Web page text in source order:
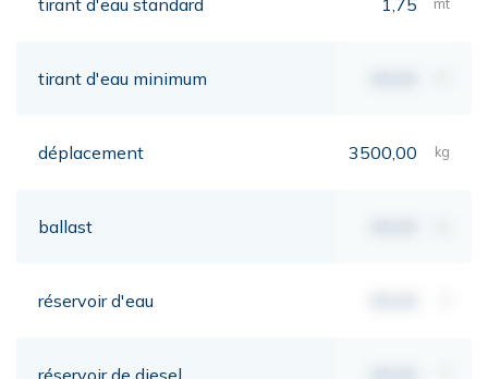
mt
tirant d'eau minimum
déplacement 3500,00 kg
ballast
réservoir d'eau
réservoir de diesel